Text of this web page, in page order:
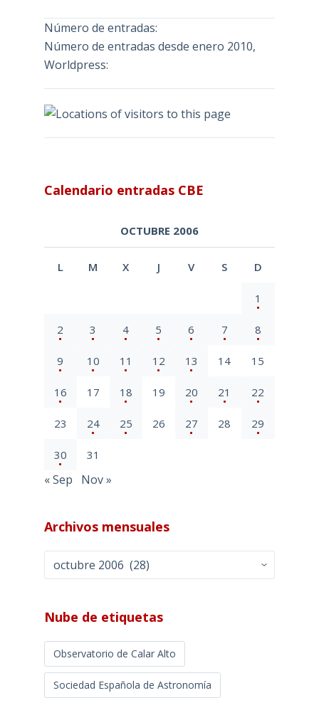
Número de entradas:
Número de entradas desde enero 2010,
Worldpress:
Calendario entradas CBE
OCTUBRE 2006
L M X J V S D
1
2 3 4 5 6 7 8
9 10 11 12 13 14 15
16 17 18 19 20 21 22
23 24 25 26 27 28 29
30 31
« Sep Nov »
Archivos mensuales
Archivos
mensuales
Nube de etiquetas
Observatorio de Calar Alto
Sociedad Española de Astronomía